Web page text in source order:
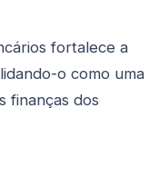
fortalece a
o como uma
finanças dos